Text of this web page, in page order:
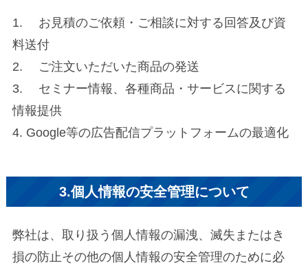
1. お見積のご依頼・ご相談に対する回答及び資
料送付
2. ご注文いただいた商品の発送
3. セミナー情報、各種商品・サービスに関する
情報提供
4. Google等の広告配信プラットフォームの最適化
3.個人情報の安全管理について
弊社は、取り扱う個人情報の漏洩、滅失またはき
損の防止その他の個人情報の安全管理のために必